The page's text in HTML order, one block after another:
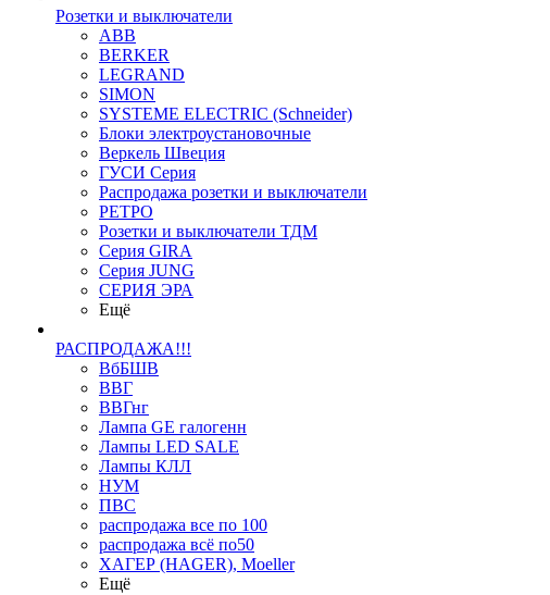
Розетки и выключатели
ABB
BERKER
LEGRAND
SIMON
SYSTEME ELECTRIC (Schneider)
Блоки электроустановочные
Веркель Швеция
ГУСИ Серия
Распродажа розетки и выключатели
РЕТРО
Розетки и выключатели ТДМ
Серия GIRA
Серия JUNG
СЕРИЯ ЭРА
Ещё
РАСПРОДАЖА!!!
ВбБШВ
ВВГ
ВВГнг
Лампа GE галогенн
Лампы LED SALE
Лампы КЛЛ
НУМ
ПВС
распродажа все по 100
распродажа всё по50
ХАГЕР (HAGER), Moeller
Ещё